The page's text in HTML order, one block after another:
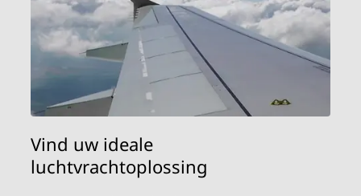
Vind uw ideale
luchtvrachtoplossing